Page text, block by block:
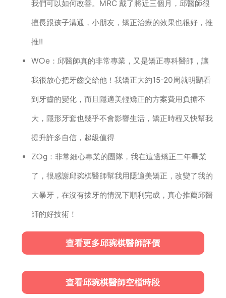
我們可以如何改善。MRC 戴了將近三個月，邱醫師很
擅長跟孩子溝通，小朋友，矯正治療的效果也很好，推
推!!
W○e：邱醫師真的非常專業，又是矯正專科醫師，讓
我很放心把牙齒交給他！我矯正大約15-20周就明顯看
到牙齒的變化，而且隱適美輕矯正的方案費用負擔不
大，隱形牙套也幾乎不會影響生活，矯正時程又快幫我
提升許多自信，超級值得
Z○g：非常細心專業的團隊，我在這邊矯正二年畢業
了，很感謝邱琬棋醫師幫我用隱適美矯正，改變了我的
大暴牙，在沒有拔牙的情況下順利完成，真心推薦邱醫
師的好技術！
查看更多邱琬棋醫師評價
查看邱琬棋醫師空檔時段